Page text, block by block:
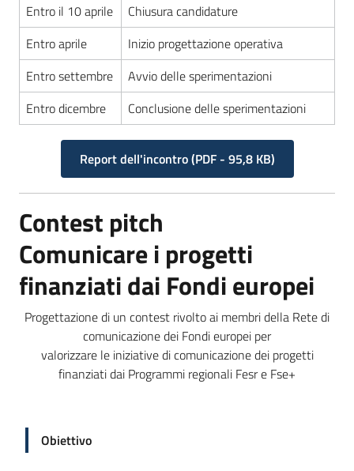
Entro il 10 aprile
Chiusura candidature
Entro aprile
Inizio progettazione operativa
Entro settembre
Avvio delle sperimentazioni
Entro dicembre
Conclusione delle sperimentazioni
Report dell'incontro(PDF- 95,8 KB)
Contest pitch
Comunicare i progetti
finanziati dai Fondi europei
Progettazione di un contest rivolto ai membri della Rete di
comunicazione dei Fondi europei per
valorizzare le iniziative di comunicazione dei progetti
finanziati dai Programmi regionali Fesr e Fse+
Obiettivo